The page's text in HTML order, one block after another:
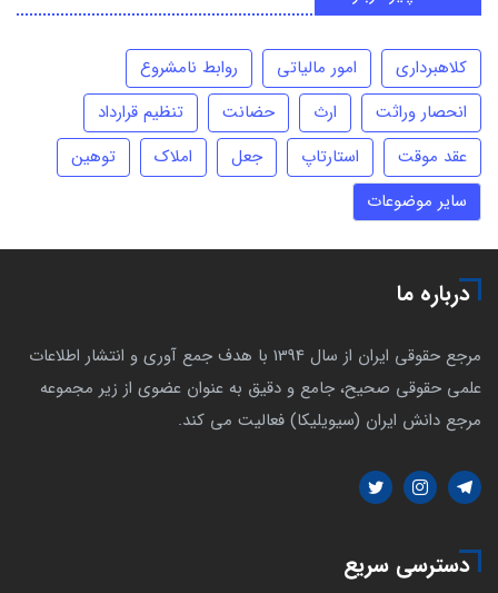
کلاهبرداری امور مالیاتی
روابط نامشروع
انحصار وراثت
ارث حضانت
تنظیم قرارداد
عقد موقت
استارتاپ جعل املاک
توهین
سایر موضوعات
درباره ما
مرجع حقوقی ایران از سال 1394 با هدف جمع آوری و انتشار اطلاعات
علمی حقوقی صحیح، جامع و دقیق به عنوان عضوی از زیر مجموعه
مرجع دانش ایران (سیویلیکا) فعالیت می کند.
دسترسی سریع